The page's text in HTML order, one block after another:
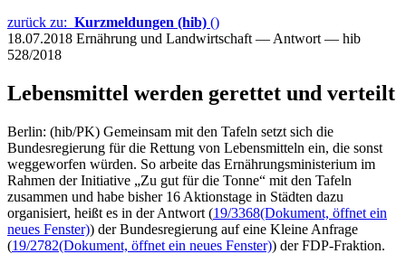
zurück zu: Kurzmeldungen (hib) ()
18.07.2018 Ernährung und Landwirtschaft — Antwort — hib
528/2018
Lebensmittel werden gerettet und verteilt
Berlin: (hib/PK) Gemeinsam mit den Tafeln setzt sich die
Bundesregierung für die Rettung von Lebensmitteln ein, die sonst
weggeworfen würden. So arbeite das Ernährungsministerium im
Rahmen der Initiative „Zu gut für die Tonne“ mit den Tafeln
zusammen und habe bisher 16 Aktionstage in Städten dazu
organisiert, heißt es in der Antwort (19/3368(Dokument, öffnet ein
neues Fenster)) der Bundesregierung auf eine Kleine Anfrage
(19/2782(Dokument, öffnet ein neues Fenster)) der FDP-Fraktion.